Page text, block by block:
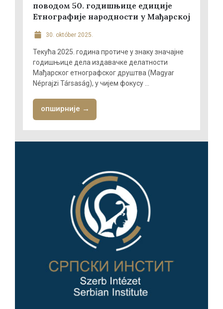
поводом 50. годишњице едиције
Етнографије народности у Мађарској
30. október 2025.
Текућа 2025. година протиче у знаку значајне
годишњице дела издавачке делатности
Мађарског етнографског друштва (Magyar
Néprajzi Társaság), у чијем фокусу ...
опширније →